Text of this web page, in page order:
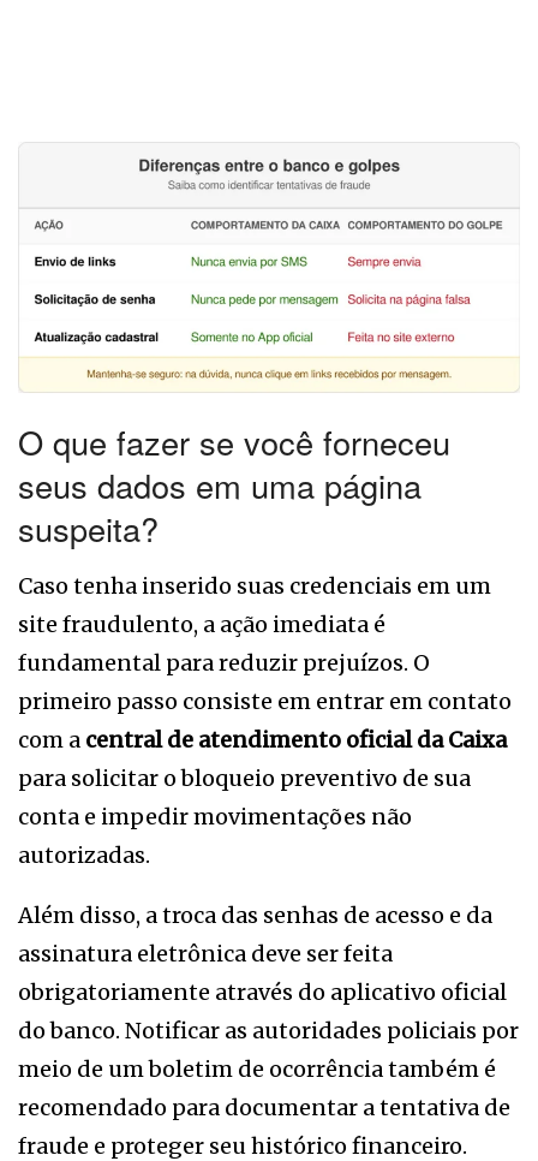
O que fazer se você forneceu
seus dados em uma página
suspeita?
Caso tenha inserido suas credenciais em um
site fraudulento, a ação imediata é
fundamental para reduzir prejuízos. O
primeiro passo consiste em entrar em contato
com a central de atendimento oficial da Caixa
para solicitar o bloqueio preventivo de sua
conta e impedir movimentações não
autorizadas.
Além disso, a troca das senhas de acesso e da
assinatura eletrônica deve ser feita
obrigatoriamente através do aplicativo oficial
do banco. Notificar as autoridades policiais por
meio de um boletim de ocorrência também é
recomendado para documentar a tentativa de
fraude e proteger seu histórico financeiro.